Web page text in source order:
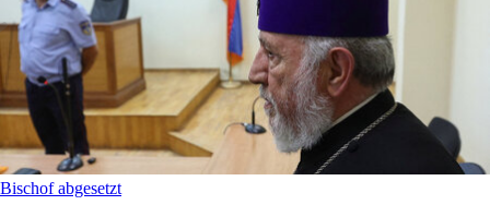
Bischof abgesetzt